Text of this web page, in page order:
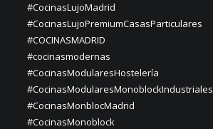
#CocinasLujoMadrid
#CocinasLujoPremiumCasasParticulares
#COCINASMADRID
#cocinasmodernas
#CocinasModularesHostelería
#CocinasModularesMonoblockIndustriales
#CocinasMonblocMadrid
#CocinasMonoblock